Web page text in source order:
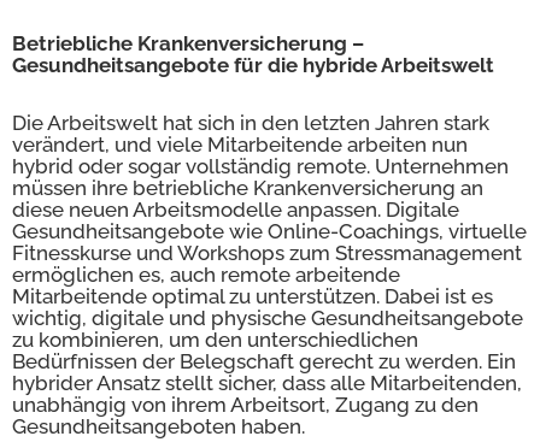
Betriebliche Krankenversicherung –
Gesundheitsangebote für die hybride Arbeitswelt
Die Arbeitswelt hat sich in den letzten Jahren stark
verändert, und viele Mitarbeitende arbeiten nun
hybrid oder sogar vollständig remote. Unternehmen
müssen ihre betriebliche Krankenversicherung an
diese neuen Arbeitsmodelle anpassen. Digitale
Gesundheitsangebote wie Online-Coachings, virtuelle
Fitnesskurse und Workshops zum Stressmanagement
ermöglichen es, auch remote arbeitende
Mitarbeitende optimal zu unterstützen. Dabei ist es
wichtig, digitale und physische Gesundheitsangebote
zu kombinieren, um den unterschiedlichen
Bedürfnissen der Belegschaft gerecht zu werden. Ein
hybrider Ansatz stellt sicher, dass alle Mitarbeitenden,
unabhängig von ihrem Arbeitsort, Zugang zu den
Gesundheitsangeboten haben.